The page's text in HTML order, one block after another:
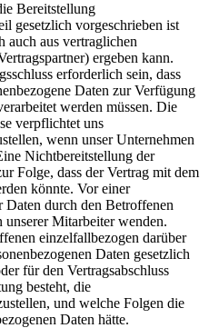
Bereitstellung
gesetzlich vorgeschrieben ist
auch aus vertraglichen
ergeben kann.
erforderlich sein, dass
Daten zur Verfügung
werden müssen. Die
verpflichtet uns
wenn unser Unternehmen
Nichtbereitstellung der
Folge, dass der Vertrag mit dem
könnte. Vor einer
Daten durch den Betroffenen
unserer Mitarbeiter wenden.
einzelfallbezogen darüber
Daten gesetzlich
für den Vertragsabschluss
besteht, die
und welche Folgen die
Daten hätte.